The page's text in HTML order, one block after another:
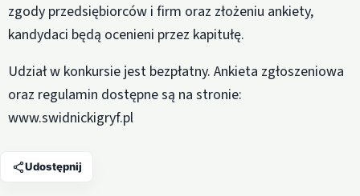
zgody przedsiębiorców i firm oraz złożeniu ankiety,
kandydaci będą ocenieni przez kapitułę.
Udział w konkursie jest bezpłatny. Ankieta zgłoszeniowa
oraz regulamin dostępne są na stronie:
www.swidnickigryf.pl
Udostępnij